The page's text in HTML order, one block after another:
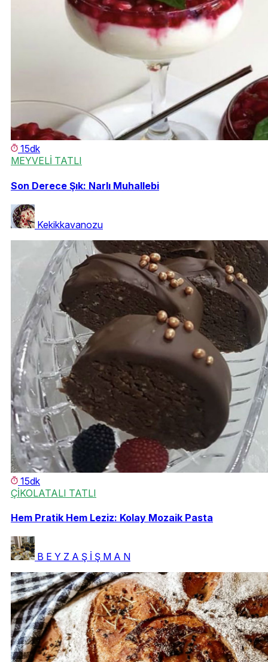
15dk
MEYVELİ TATLI
Son Derece Şık: Narlı Muhallebi
Kekikkavanozu
15dk
ÇİKOLATALI TATLI
Hem Pratik Hem Leziz: Kolay Mozaik Pasta
B E Y Z A Ş İ Ş M A N